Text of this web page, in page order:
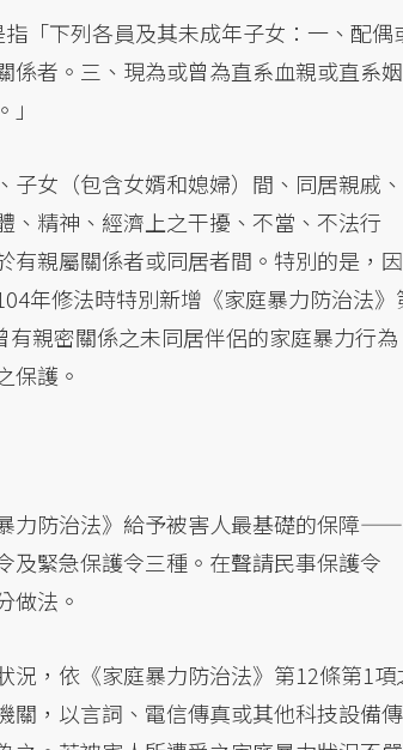
「下列各員及其未成年子女：一、配偶
係者。三、現為或曾為直系血親或直系姻
女（包含女婿和媳婦）間、同居親戚、
、精神、經濟上之干擾、不當、不法行
有親屬關係者或同居者間。特別的是，因
年修法時特別新增《家庭暴力防治法》
親密關係之未同居伴侶的家庭暴力行為
保護。
力防治法》給予被害人最基礎的保障——
及緊急保護令三種。在聲請民事保護令
做法。
況，依《家庭暴力防治法》第12條第1項
關，以言詞、電信傳真或其他科技設備傳